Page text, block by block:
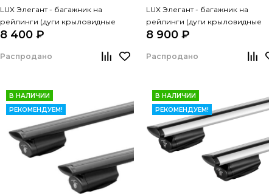
LUX Элегант - багажник на
рейлинги (дуги крыловидные
серые, 1,2м)
8 400 ₽
Распродано
LUX Элегант - багажник на
рейлинги (дуги крыловидные
черные, 1,3м)
8 900 ₽
Распродано
В НАЛИЧИИ
РЕКОМЕНДУЕМ!
В НАЛИЧИИ
РЕКОМЕНДУЕМ!